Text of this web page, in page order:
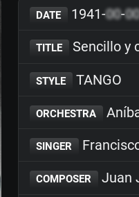
DATE 1941-00-
TITLE Sencillo y
STYLE TANGO
ORCHESTRA
SINGER
COMPOSER Juan